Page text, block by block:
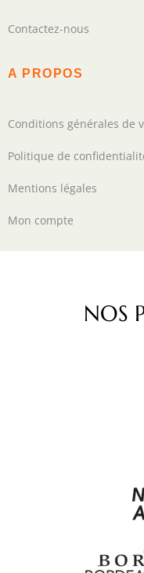
Contactez-nous
A PROPOS
Conditions générales de
Politique de
Mentions légales
Mon compte
NOS